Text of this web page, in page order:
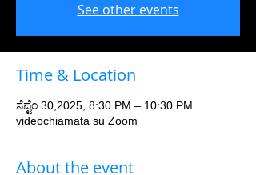
See other events
Time & Location
ಸೆಪ್ಟೆಂ 30,2025, 8:30 PM – 10:30 PM
videochiamata su Zoom
About the event